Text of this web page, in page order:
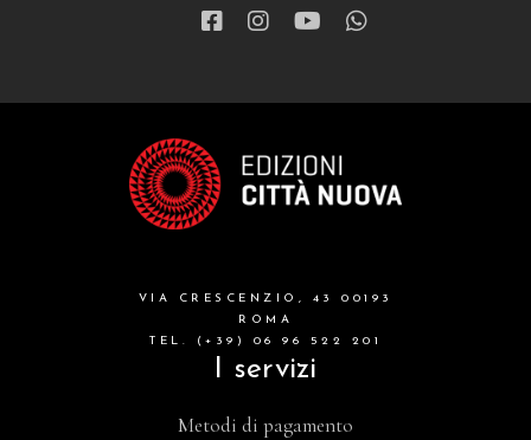
VIA CRESCENZIO, 43 00193
ROMA
TEL. (+39) 06 96 522 201
I servizi
Metodi di pagamento